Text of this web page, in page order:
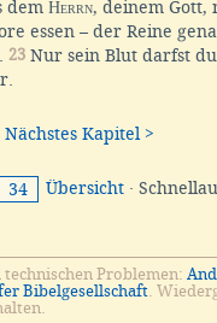
dem Herrn, deinem Gott,
essen – der Reine
23 Nur sein Blut darfst
Nächstes Kapitel >
34 Übersicht ·
Problemen:
Bibelgesellschaft.